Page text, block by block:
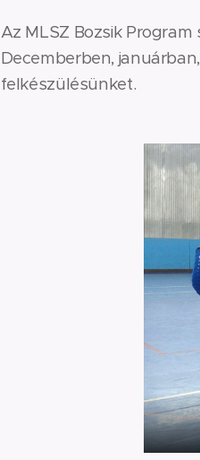
Az MLSZ Bozsik
Decemberben,
felkészülésünket.